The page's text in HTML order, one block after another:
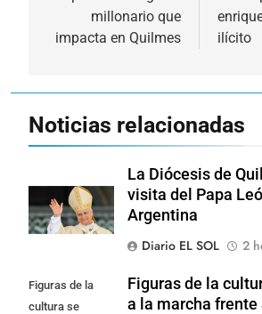
millonario que
impacta en Quilmes
ilícito
Noticias relacionadas
La Diócesis de
visita del Papa
Argentina
Diario EL SOL
2
Figuras de la
cultura se
Figuras de la
a la marcha frente